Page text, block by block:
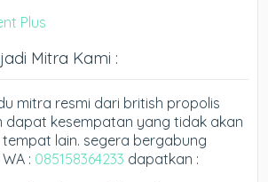
Plus
Mitra Kami :
mitra resmi dari british propolis
dapat kesempatan yang tidak akan
lain. segera bergabung
: 085158364233 dapatkan :